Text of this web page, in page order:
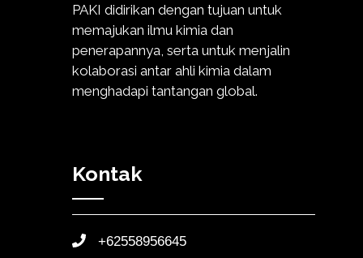
PAKI didirikan dengan tujuan untuk
memajukan ilmu kimia dan
penerapannya, serta untuk menjalin
kolaborasi antar ahli kimia dalam
menghadapi tantangan global.
Kontak
+62558956645